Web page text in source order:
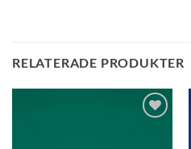
RELATERADE PRODUKTER